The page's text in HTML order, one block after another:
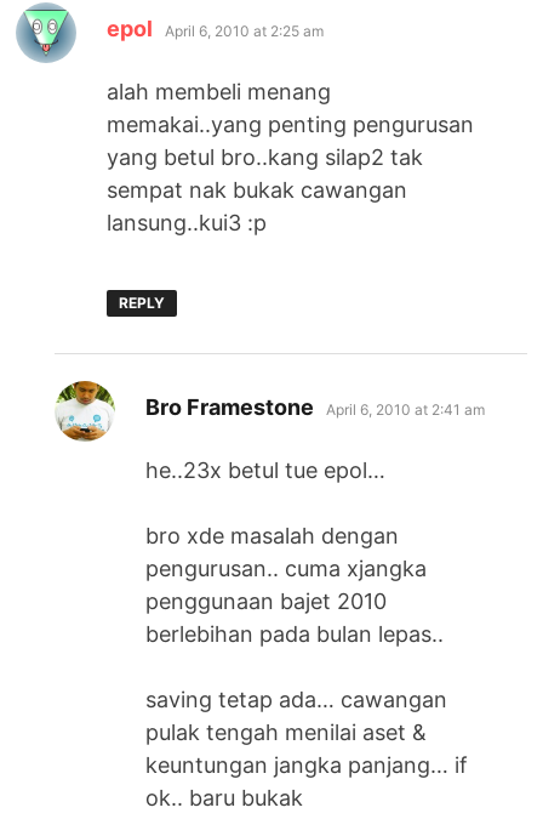
epol says:
April 6, 2010 at 2:25 am
alah membeli menang
memakai..yang penting pengurusan
yang betul bro..kang silap2 tak
sempat nak bukak cawangan
lansung..kui3 :p
REPLY
Bro Framestone says:
April 6, 2010 at 2:41 am
he..23x betul tue epol…
bro xde masalah dengan
pengurusan.. cuma xjangka
penggunaan bajet 2010
berlebihan pada bulan lepas..
saving tetap ada… cawangan
pulak tengah menilai aset &
keuntungan jangka panjang… if
ok.. baru bukak